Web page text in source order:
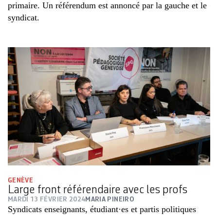
primaire. Un référendum est annoncé par la gauche et le
syndicat.
GENÈVE
Large front référendaire avec les profs
MARDI 13 FÉVRIER 2024 MARIA PINEIRO
Syndicats enseignants, étudiant·es et partis politiques